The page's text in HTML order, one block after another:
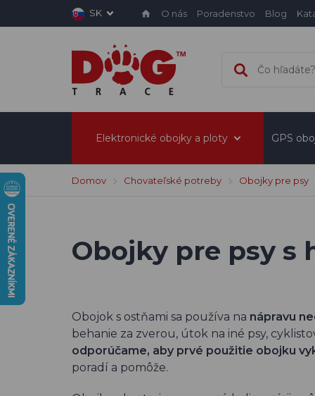
SK O nás Poradenstvo Blog
Elektronické obojky a ploty GPS
Domov Chovateľské potreby Obojky pre psy
Obojky pre psy s
Obojok s ostňami sa používa na nápravu
behanie za zverou, útok na iné psy,
odporúčame, aby prvé použitie obojku
poradí a pomôže.